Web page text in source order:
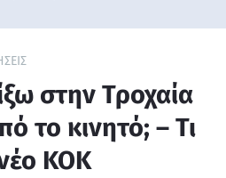
στην Τροχαία
το κινητό; – Τι
ΚΟΚ